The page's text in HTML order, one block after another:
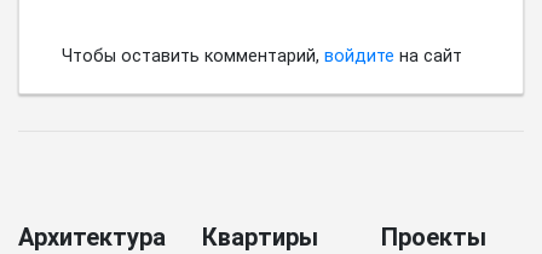
Чтобы оставить комментарий, войдите на сайт
Архитектура Квартиры Проекты